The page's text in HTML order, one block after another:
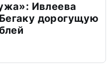
Ивлеева
дорогущую